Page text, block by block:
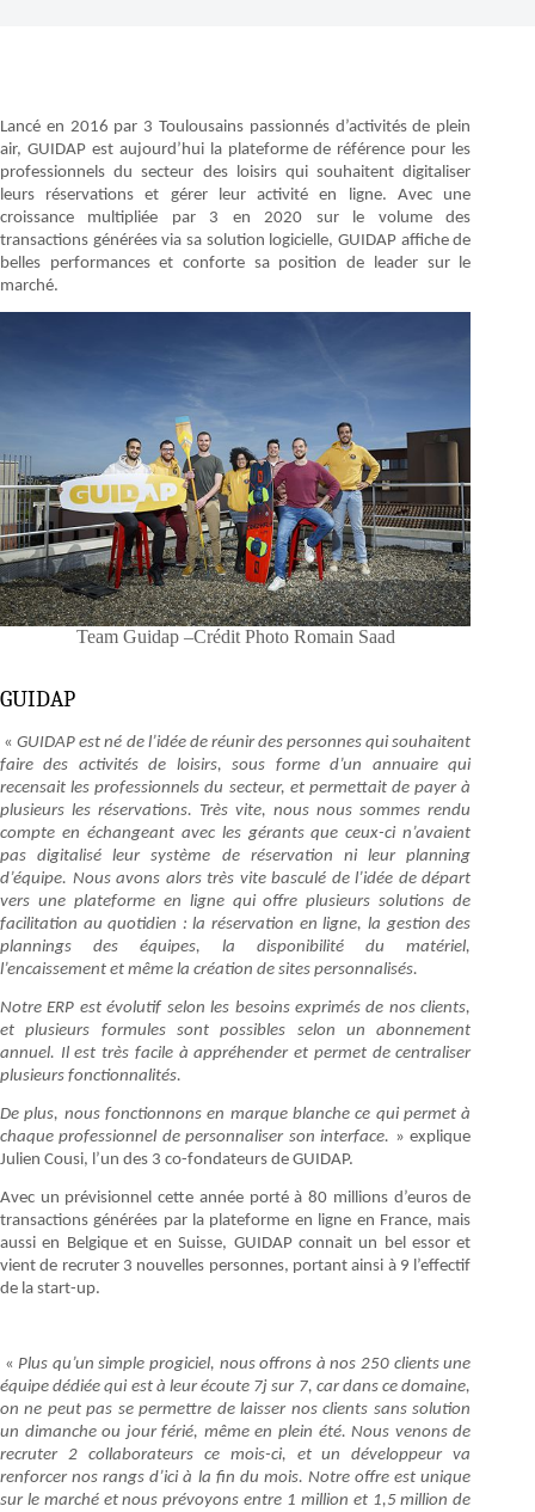
Lancé en 2016 par 3 Toulousains passionnés d’activités de plein
air, GUIDAP est aujourd’hui la plateforme de référence pour les
professionnels du secteur des loisirs qui souhaitent digitaliser
leurs réservations et gérer leur activité en ligne. Avec une
croissance multipliée par 3 en 2020 sur le volume des
transactions générées via sa solution logicielle, GUIDAP affiche de
belles performances et conforte sa position de leader sur le
marché.
Team Guidap –Crédit Photo Romain Saad
GUIDAP
«GUIDAP est né de l’idée de réunir des personnes qui souhaitent
faire des activités de loisirs, sous forme d’un annuaire qui
recensait les professionnels du secteur, et permettait de payer à
plusieurs les réservations. Très vite, nous nous sommes rendu
compte en échangeant avec les gérants que ceux-ci n’avaient
pas digitalisé leur système de réservation ni leur planning
d’équipe. Nous avons alors très vite basculé de l’idée de départ
vers une plateforme en ligne qui offre plusieurs solutions de
facilitation au quotidien : la réservation en ligne, la gestion des
plannings des équipes, la disponibilité du matériel,
l’encaissement et même la création de sites personnalisés.
Notre ERP est évolutif selon les besoins exprimés de nos clients,
et plusieurs formules sont possibles selon un abonnement
annuel. Il est très facile à appréhender et permet de centraliser
plusieurs fonctionnalités.
De plus, nous fonctionnons en marque blanche ce qui permet à
chaque professionnel de personnaliser son interface. » explique
Julien Cousi, l’un des 3 co-fondateurs de GUIDAP.
Avec un prévisionnel cette année porté à 80 millions d’euros de
transactions générées par la plateforme en ligne en France, mais
aussi en Belgique et en Suisse, GUIDAP connait un bel essor et
vient de recruter 3 nouvelles personnes, portant ainsi à 9 l’effectif
de la start-up.
«Plus qu’un simple progiciel, nous offrons à nos 250 clients une
équipe dédiée qui est à leur écoute 7j sur 7, car dans ce domaine,
on ne peut pas se permettre de laisser nos clients sans solution
un dimanche ou jour férié, même en plein été. Nous venons de
recruter 2 collaborateurs ce mois-ci, et un développeur va
renforcer nos rangs d’ici à la fin du mois. Notre offre est unique
sur le marché et nous prévoyons entre 1 million et 1,5 million de